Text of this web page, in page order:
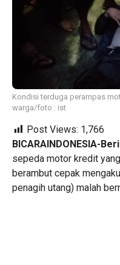
Kondisi terduga perampas
warga/foto : ist
Post Views: 1,766
BICARAINDONESIA-
sepeda motor kredit
berambut cepak
penagih utang) malah